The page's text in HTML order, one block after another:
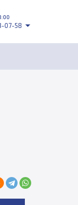
07-58